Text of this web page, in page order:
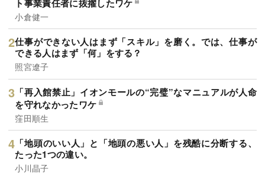
ト事業責任者に抜擢したワケ
小倉健一
仕事ができない人はまず「スキル」を磨く。では、仕事が
できる人はまず「何」をする？
照宮遼子
「再入館禁止」イオンモールの“完璧”なマニュアルが人命
を守れなかったワケ
窪田順生
「地頭のいい人」と「地頭の悪い人」を残酷に分断する、
たった1つの違い。
小川晶子